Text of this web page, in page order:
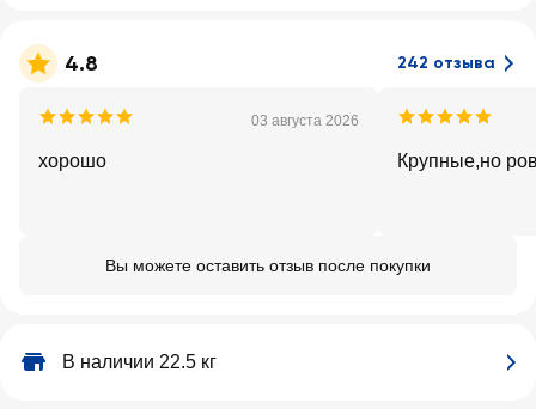
4.8 242 отзыва
03 августа 2026
хорошо Крупные,но
Вы можете оставить отзыв после покупки
В наличии 22.5 кг